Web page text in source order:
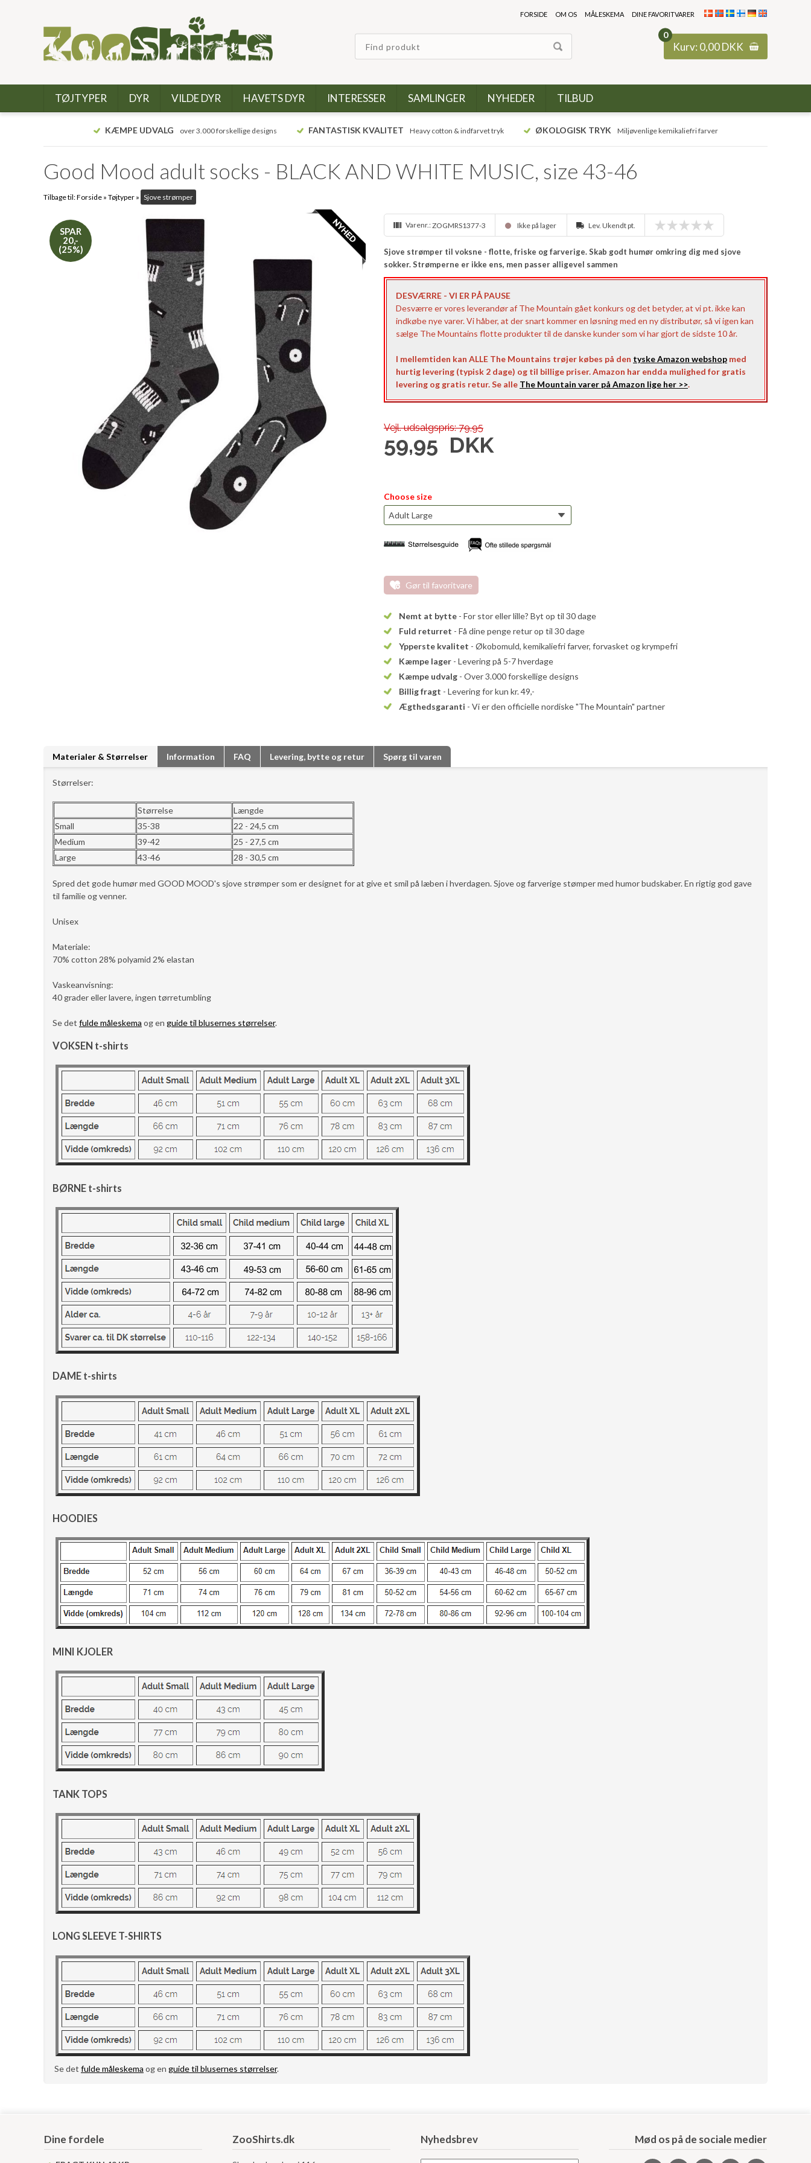
0
Kurv: 0,00DKK
FORSIDE OM OS MÅLESKEMA DINE FAVORITVARER
TØJTYPER DYR VILDE DYR HAVETS DYR INTERESSER SAMLINGER NYHEDER TILBUD
KÆMPE UDVALG over 3.000 forskellige designs FANTASTISK KVALITET Heavy cotton & indfarvet tryk ØKOLOGISK TRYK Miljøvenlige kemikaliefri farver
Good Mood adult socks - BLACK AND WHITE MUSIC, size 43-46
Tilbage til:Forside » Tøjtyper » Sjove strømper
SPAR
20,-
(25%)
Varenr.:ZOGMRS1377-3 Ikke på lager Lev. Ukendt pt.
Sjove strømper til voksne - flotte, friske og farverige. Skab godt humør omkring dig med sjove
sokker. Strømperne er ikke ens, men passer alligevel sammen
DESVÆRRE - VI ER PÅ PAUSE
Desværre er vores leverandør af The Mountain gået konkurs og det betyder, at vi pt. ikke kan
indkøbe nye varer. Vi håber, at der snart kommer en løsning med en ny distributør, så vi igen kan
sælge The Mountains flotte produkter til de danske kunder som vi har gjort de sidste 10 år.
I mellemtiden kan ALLE The Mountains trøjer købes på den tyske Amazon webshop med
hurtig levering (typisk 2 dage) og til billige priser. Amazon har endda mulighed for gratis
levering og gratis retur. Se alle The Mountain varer på Amazon lige her >>.
Vejl. udsalgspris: 79,95
59,95 DKK
Choose size
Gør til favoritvare
Nemt at bytte - For stor eller lille? Byt op til 30 dage
Fuld returret - Få dine penge retur op til 30 dage
Ypperste kvalitet - Økobomuld, kemikaliefri farver, forvasket og krympefri
Kæmpe lager - Levering på 5-7 hverdage
Kæmpe udvalg - Over 3.000 forskellige designs
Billig fragt - Levering for kun kr. 49,-
Ægthedsgaranti - Vi er den officielle nordiske "The Mountain" partner
Materialer & Størrelser Information FAQ Levering, bytte og retur Spørg til varen
Størrelser:
Størrelse
Længde
Small
35-38
22 - 24,5 cm
Medium
39-42
25 - 27,5 cm
Large
43-46 28 - 30,5 cm
Spred det gode humør med GOOD MOOD's sjove strømper som er designet for at give et smil på læben i hverdagen. Sjove og farverige stømper med humor budskaber. En rigtig god gave
til familie og venner.
Unisex
Materiale:
70% cotton 28% polyamid 2% elastan
Vaskeanvisning:
40 grader eller lavere, ingen tørretumbling
Se det fulde måleskema og en guide til blusernes størrelser.
VOKSEN t-shirts
BØRNE t-shirts
DAME t-shirts
HOODIES
MINI KJOLER
TANK TOPS
LONG SLEEVE T-SHIRTS
Se det fulde måleskema og en guide til blusernes størrelser.
Dine fordele ZooShirts.dk Nyhedsbrev Mød os på de sociale medier